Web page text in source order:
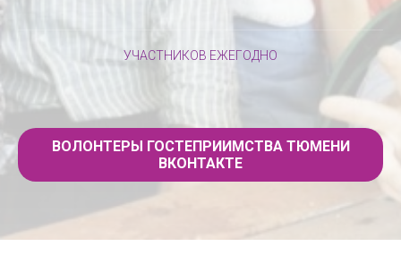
УЧАСТНИКОВ ЕЖЕГОДНО
ВОЛОНТЕРЫ ГОСТЕПРИИМСТВА ТЮМЕНИ
ВКОНТАКТЕ